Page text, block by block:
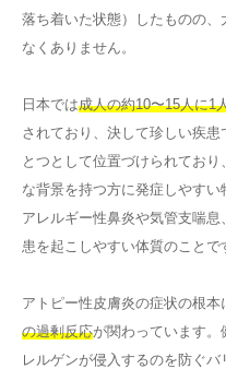
落ち着いた状態）したものの
なくありません。
日本では成人の約10〜15人に1
されており、決して珍しい疾
とつとして位置づけられてお
な背景を持つ方に発症しやすい
アレルギー性鼻炎や気管支喘
患を起こしやすい体質のことで
アトピー性皮膚炎の症状の根本
の過剰反応が関わっています
レルゲンが侵入するのを防ぐ